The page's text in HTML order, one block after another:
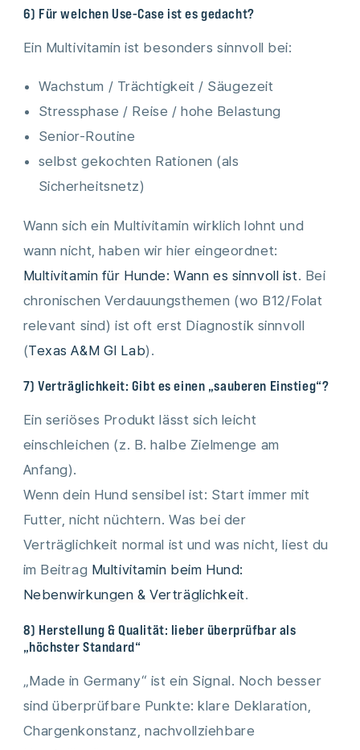
6) Für welchen Use-Case ist es gedacht?
Ein Multivitamin ist besonders sinnvoll bei:
Wachstum / Trächtigkeit / Säugezeit
Stressphase / Reise / hohe Belastung
Senior-Routine
selbst gekochten Rationen (als
Sicherheitsnetz)
Wann sich ein Multivitamin wirklich lohnt und
wann nicht, haben wir hier eingeordnet:
Multivitamin für Hunde: Wann es sinnvoll ist. Bei
chronischen Verdauungsthemen (wo B12/Folat
relevant sind) ist oft erst Diagnostik sinnvoll
(Texas A&M GI Lab).
7) Verträglichkeit: Gibt es einen „sauberen Einstieg“?
Ein seriöses Produkt lässt sich leicht
einschleichen (z. B. halbe Zielmenge am
Anfang).
Wenn dein Hund sensibel ist: Start immer mit
Futter, nicht nüchtern. Was bei der
Verträglichkeit normal ist und was nicht, liest du
im Beitrag Multivitamin beim Hund:
Nebenwirkungen & Verträglichkeit.
8) Herstellung & Qualität: lieber überprüfbar als
„höchster Standard“
„Made in Germany“ ist ein Signal. Noch besser
sind überprüfbare Punkte: klare Deklaration,
Chargenkonstanz, nachvollziehbare